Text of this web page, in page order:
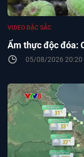
Ẩm thực độc đóa:
VIDEO ĐẶC SẮC
05/08/2026 20:20